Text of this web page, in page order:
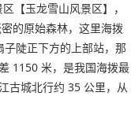
【玉龙雪山风景区】，
的原始森林，这里海拨
陡正下方的上部站，那
1150 米，是我国海拨最
古城北行约 35 公里，从